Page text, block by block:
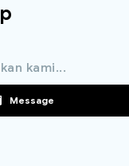
kami...
Message